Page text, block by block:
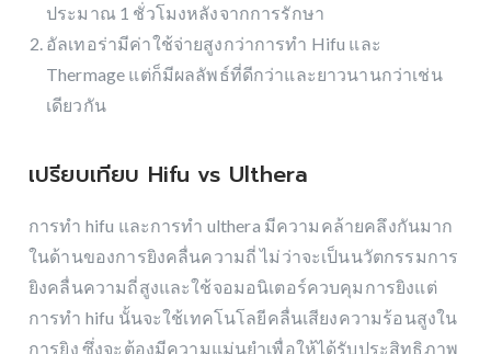
ประมาณ 1 ชั่วโมงหลังจากการรักษา
อัลเทอร่ามีค่าใช้จ่ายสูงกว่าการทำ Hifu และ
Thermage แต่ก็มีผลลัพธ์ที่ดีกว่าและยาวนานกว่าเช่น
เดียวกัน
เปรียบเทียบ Hifu vs Ulthera
การทำ hifu และการทำ ulthera มีความคล้ายคลึงกันมาก
ในด้านของการยิงคลื่นความถี่ ไม่ว่าจะเป็นนวัตกรรมการ
ยิงคลื่นความถี่สูงและใช้จอมอนิเตอร์ควบคุมการยิงแต่
การทำ hifu นั้นจะใช้เทคโนโลยีคลื่นเสียงความร้อนสูงใน
การยิง ซึ่งจะต้องมีความแม่นยำเพื่อให้ได้รับประสิทธิภาพ